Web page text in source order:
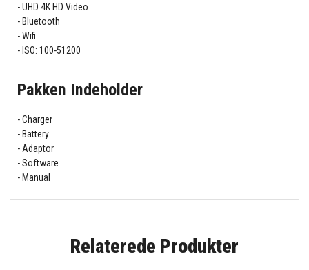
UHD 4K HD Video
Bluetooth
Wifi
ISO: 100-51200
Pakken Indeholder
Charger
Battery
Adaptor
Software
Manual
Relaterede Produkter